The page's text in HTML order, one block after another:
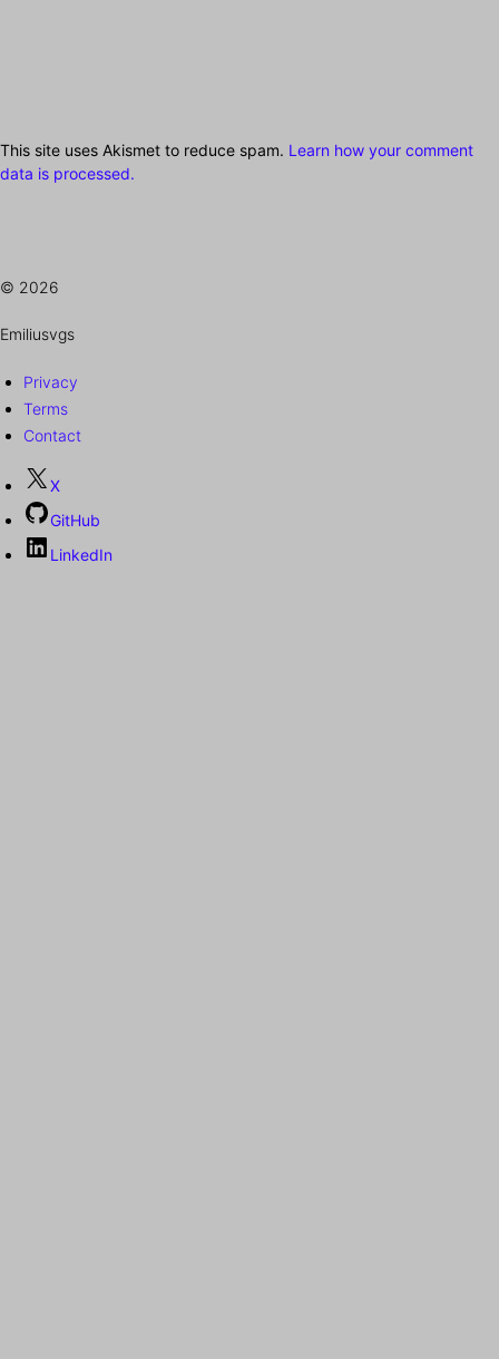
This site uses Akismet to reduce spam. Learn how your comment
data is processed.
© 2026
Emiliusvgs
Privacy
Terms
Contact
X
GitHub
LinkedIn